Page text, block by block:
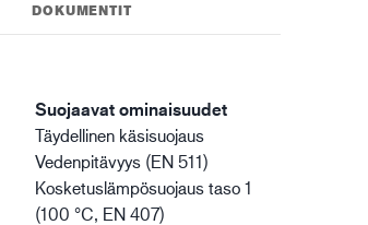
DOKUMENTIT
Suojaavat ominaisuudet
Täydellinen käsisuojaus
Vedenpitävyys (EN 511)
Kosketuslämpösuojaus taso 1
(100 °C, EN 407)